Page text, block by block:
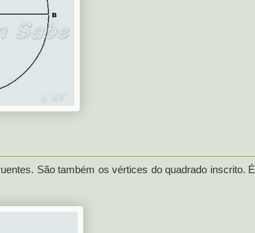
São também os vértices do quadrado inscrito. É